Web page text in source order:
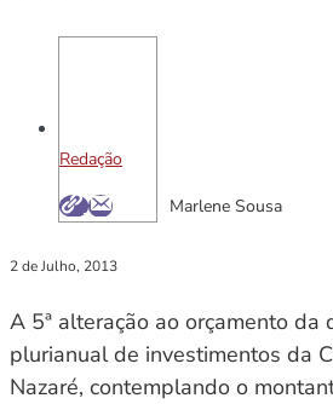
Redação
Marlene Sousa
2 de Julho, 2013
A 5ª alteração ao orçamento da
plurianual de investimentos da
Nazaré, contemplando o